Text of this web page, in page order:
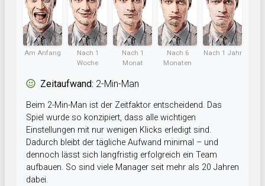
Am Anfang
Nach 1
Woche
Nach 1
Monat
Nach 6
Monaten
Nach 1 Jahr
Zeitaufwand: 2-Min-Man
Beim 2-Min-Man ist der Zeitfaktor entscheidend. Das
Spiel wurde so konzipiert, dass alle wichtigen
Einstellungen mit nur wenigen Klicks erledigt sind.
Dadurch bleibt der tägliche Aufwand minimal – und
dennoch lässt sich langfristig erfolgreich ein Team
aufbauen. So sind viele Manager seit mehr als 20 Jahren
dabei.